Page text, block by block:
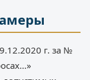
г. за №